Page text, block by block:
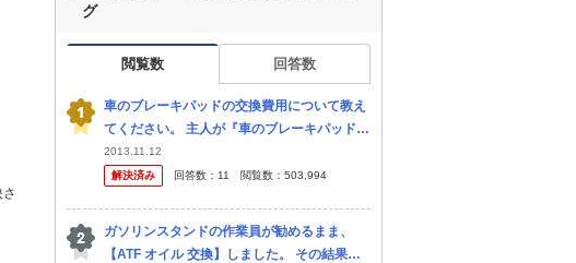
グ
閲覧数 回答数
車のブレーキパッドの交換費用について教え
てください。 主人が『車のブレーキパッドを
交換するのに4～5万円かかる』と言ってきま
した。 ディーラーさんに頼むようです。 そ
2013.11.12
解決済み
回答数： 11 閲覧数： 503,994
ガソリンスタンドの作業員が勧めるまま、
【ATF オイル 交換】しました。 その結果、